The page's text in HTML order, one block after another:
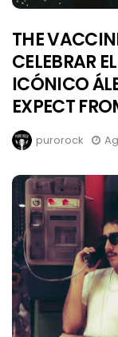
THE
CELEBRAR
ICÓNICO
EXPECT
purorock